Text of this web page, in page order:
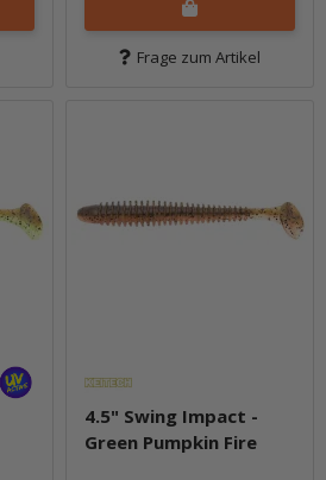
Frage zum Artikel
4.5" Swing Impact -
Green Pumpkin Fire